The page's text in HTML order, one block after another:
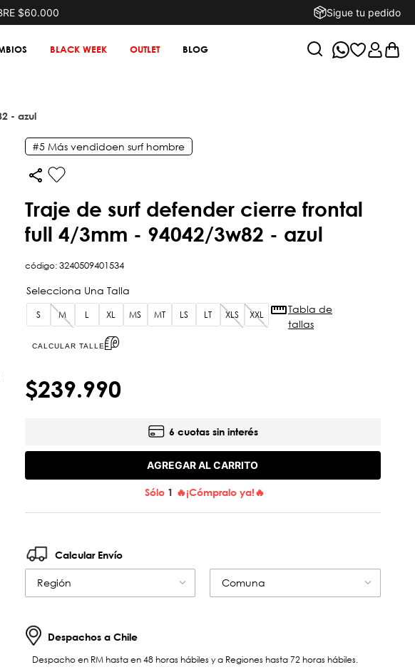
$60.000 Sigue tu pedido
BLACK WEEK OUTLET BLOG
- azul
#5 Más vendidoensurf hombre
traje de surf defender cierre frontal
full 4/3mm - 94042/3w82 - azul
código:3240509401534
S M L XL MS MT LS LT XLS XXL
CALCULAR TALLE
Tabla de
tallas
$239.990
6 cuotas sin interés
AGREGAR AL CARRITO
Sólo 1 🔥¡Cómpralo ya!🔥
Calcular Envío
Región Comuna
Despachos a Chile
Despacho en RM hasta en 48 horas hábiles y a Regiones hasta 72 horas hábiles.